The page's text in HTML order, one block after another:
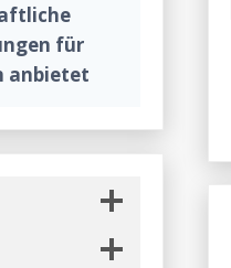
für
anbietet